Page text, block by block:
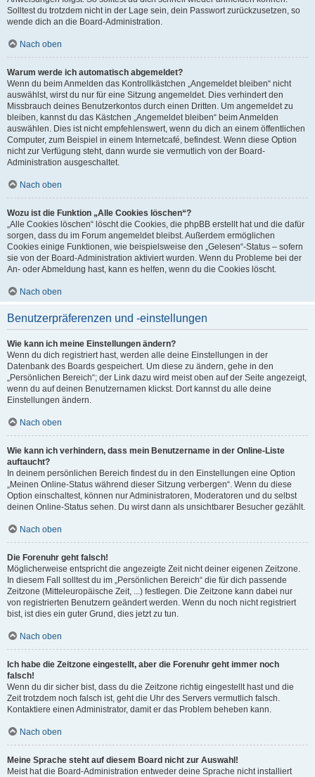
Solltest du trotzdem nicht in der Lage sein, dein Passwort zurückzusetzen, so
wende dich an die Board-Administration.
Nach oben
Warum werde ich automatisch abgemeldet?
Wenn du beim Anmelden das Kontrollkästchen „Angemeldet bleiben“ nicht
auswählst, wirst du nur für eine Sitzung angemeldet. Dies verhindert den
Missbrauch deines Benutzerkontos durch einen Dritten. Um angemeldet zu
bleiben, kannst du das Kästchen „Angemeldet bleiben“ beim Anmelden
auswählen. Dies ist nicht empfehlenswert, wenn du dich an einem öffentlichen
Computer, zum Beispiel in einem Internetcafé, befindest. Wenn diese Option
nicht zur Verfügung steht, dann wurde sie vermutlich von der Board-
Administration ausgeschaltet.
Nach oben
Wozu ist die Funktion „Alle Cookies löschen“?
„Alle Cookies löschen“ löscht die Cookies, die phpBB erstellt hat und die dafür
sorgen, dass du im Forum angemeldet bleibst. Außerdem ermöglichen
Cookies einige Funktionen, wie beispielsweise den „Gelesen“-Status – sofern
sie von der Board-Administration aktiviert wurden. Wenn du Probleme bei der
An- oder Abmeldung hast, kann es helfen, wenn du die Cookies löscht.
Nach oben
Benutzerpräferenzen und -einstellungen
Wie kann ich meine Einstellungen ändern?
Wenn du dich registriert hast, werden alle deine Einstellungen in der
Datenbank des Boards gespeichert. Um diese zu ändern, gehe in den
„Persönlichen Bereich“; der Link dazu wird meist oben auf der Seite angezeigt,
wenn du auf deinen Benutzernamen klickst. Dort kannst du alle deine
Einstellungen ändern.
Nach oben
Wie kann ich verhindern, dass mein Benutzername in der Online-Liste
auftaucht?
In deinem persönlichen Bereich findest du in den Einstellungen eine Option
„Meinen Online-Status während dieser Sitzung verbergen“. Wenn du diese
Option einschaltest, können nur Administratoren, Moderatoren und du selbst
deinen Online-Status sehen. Du wirst dann als unsichtbarer Besucher gezählt.
Nach oben
Die Forenuhr geht falsch!
Möglicherweise entspricht die angezeigte Zeit nicht deiner eigenen Zeitzone.
In diesem Fall solltest du im „Persönlichen Bereich“ die für dich passende
Zeitzone (Mitteleuropäische Zeit, ...) festlegen. Die Zeitzone kann dabei nur
von registrierten Benutzern geändert werden. Wenn du noch nicht registriert
bist, ist dies ein guter Grund, dies jetzt zu tun.
Nach oben
Ich habe die Zeitzone eingestellt, aber die Forenuhr geht immer noch
falsch!
Wenn du dir sicher bist, dass du die Zeitzone richtig eingestellt hast und die
Zeit trotzdem noch falsch ist, geht die Uhr des Servers vermutlich falsch.
Kontaktiere einen Administrator, damit er das Problem beheben kann.
Nach oben
Meine Sprache steht auf diesem Board nicht zur Auswahl!
Meist hat die Board-Administration entweder deine Sprache nicht installiert